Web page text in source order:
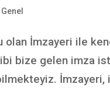
Genel
olan İmzayeri ile
bize gelen imza